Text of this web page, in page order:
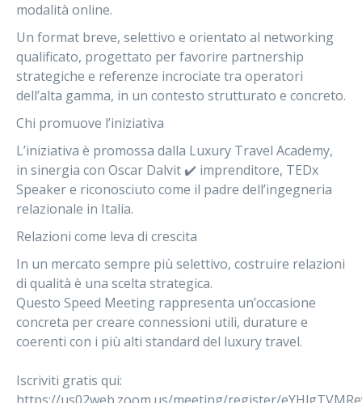
modalità online.
Un format breve, selettivo e orientato al networking
qualificato, progettato per favorire partnership
strategiche e referenze incrociate tra operatori
dell’alta gamma, in un contesto strutturato e concreto.
Chi promuove l’iniziativa
L’iniziativa è promossa dalla Luxury Travel Academy,
in sinergia con Oscar Dalvit ✔️ imprenditore, TEDx
Speaker e riconosciuto come il padre dell’ingegneria
relazionale in Italia.
Relazioni come leva di crescita
In un mercato sempre più selettivo, costruire relazioni
di qualità è una scelta strategica.
Questo Speed Meeting rappresenta un’occasione
concreta per creare connessioni utili, durature e
coerenti con i più alti standard del luxury travel.
Iscriviti gratis qui: